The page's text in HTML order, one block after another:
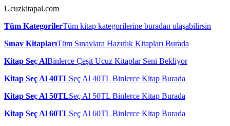
Ucuzkitapal.com
Tüm KategorilerTüm kitap kategorilerine buradan ulaşabilirsin
Sınav KitaplarıTüm Sınavlara Hazırlık Kitapları Burada
Kitap Seç AlBinlerce Çeşit Ucuz Kitaplar Seni Bekliyor
Kitap Seç Al 40TLSeç Al 40TL Binlerce Kitap Burada
Kitap Seç Al 50TLSeç Al 50TL Binlerce Kitap Burada
Kitap Seç Al 60TLSeç Al 60TL Binlerce Kitap Burada